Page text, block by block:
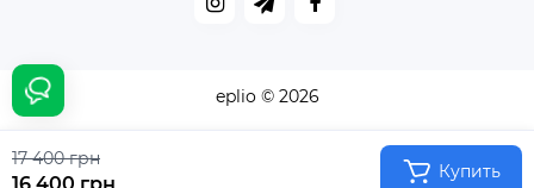
17 400 грн
Купить
eplio © 2026